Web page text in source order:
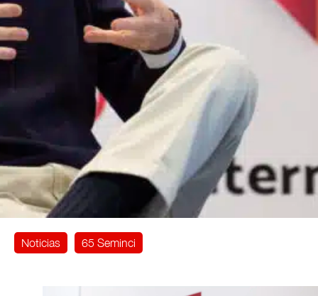
Noticias 65 Seminci